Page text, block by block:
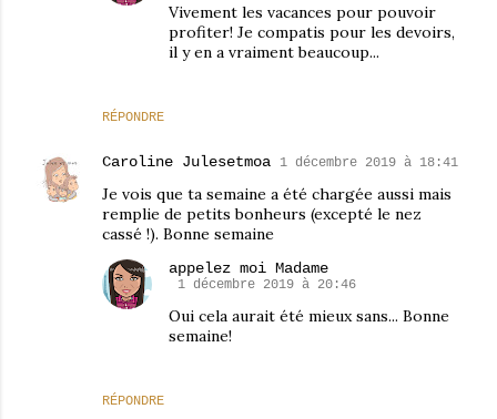
RÉPONDRE
Vivement les vacances pour pouvoir
profiter! Je compatis pour les devoirs,
il y en a vraiment beaucoup...
Caroline Julesetmoa 1 décembre 2019 à 18:41
Je vois que ta semaine a été chargée aussi mais
remplie de petits bonheurs (excepté le nez
cassé !). Bonne semaine
RÉPONDRE
appelez moi Madame
1 décembre 2019 à 20:46
Oui cela aurait été mieux sans... Bonne
semaine!